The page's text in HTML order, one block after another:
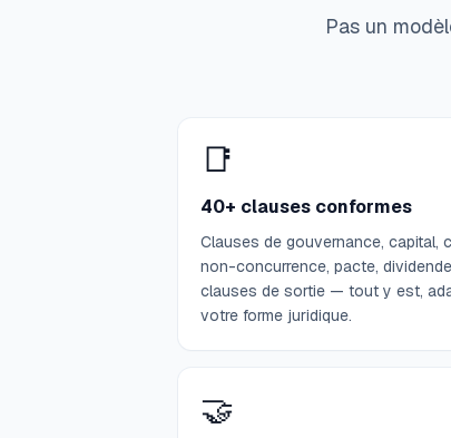
Pas un
📑
40+ clauses conformes
Clauses de gouvernance, capital,
non-concurrence, pacte,
clauses de sortie — tout y est,
votre forme juridique.
🤝